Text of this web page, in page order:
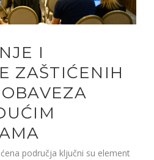
I
ZAŠTIĆENIH
područja ključni su element